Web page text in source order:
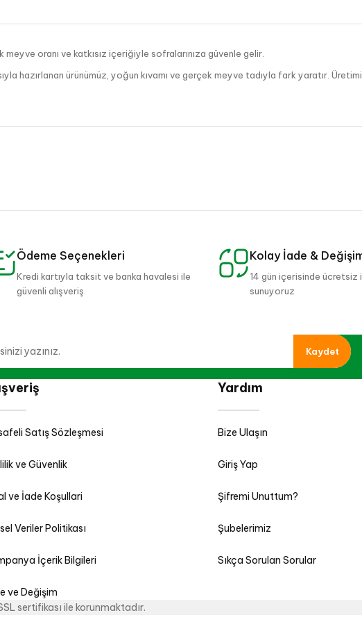
oranı ve katkısız içeriğiyle sofralarınıza güvenle gelir.
hazırlanan ürünümüz, yoğun kıvamı ve gerçek meyve tadıyla fark yaratır.
Ödeme Seçenekleri
Kredi kartıyla taksit ve banka havalesi ile
güvenli alışveriş
Kolay İade &
14 gün içerisinde ücretsiz
sunuyoruz
Kaydet
Satış Sözleşmesi
ve Güvenlik
ve İade Koşullari
Veriler Politikası
İçerik Bilgileri
ve Değişim
Yardım
Bize Ulaşın
Giriş Yap
Şifremi Unuttum?
Şubelerimiz
Sıkça Sorulan Sorular
sertifikası ile korunmaktadır.